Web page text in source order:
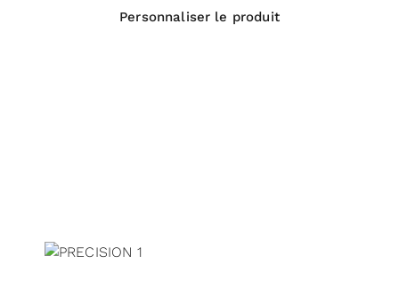
Personnaliser le produit